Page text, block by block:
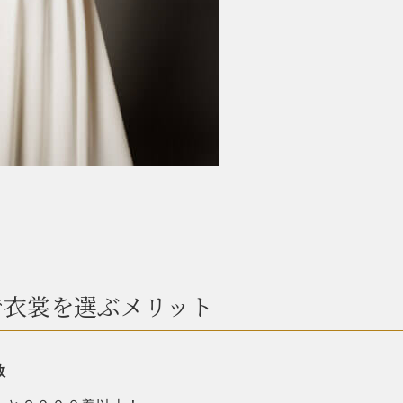
裳を選ぶメリット